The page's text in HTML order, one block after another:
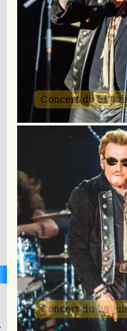
Concert du 29
Concert du 29